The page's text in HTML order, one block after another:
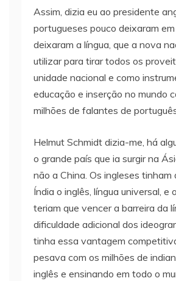
Assim, dizia eu ao presidente
portugueses pouco deixaram
deixaram a língua, que a nova
utilizar para tirar todos os
unidade nacional e como
educação e inserção no mundo
milhões de falantes de
Helmut Schmidt dizia-me, há
o grande país que ia surgir na
não a China. Os ingleses tinham
Índia o inglês, língua universal, e
teriam que vencer a barreira da
dificuldade adicional dos
tinha essa vantagem
pesava com os milhões de
inglês e ensinando em todo o